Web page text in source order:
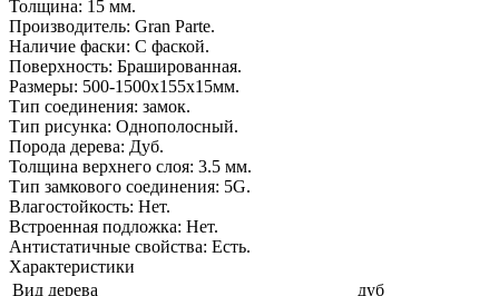
Толщина: 15 мм.
Производитель: Gran Parte.
Наличие фаски: С фаской.
Поверхность: Брашированная.
Размеры: 500-1500x155x15мм.
Тип соединения: замок.
Тип рисунка: Однополосный.
Порода дерева: Дуб.
Толщина верхнего слоя: 3.5 мм.
Тип замкового соединения: 5G.
Влагостойкость: Нет.
Встроенная подложка: Нет.
Антистатичные свойства: Есть.
Характеристики
Вид дерева
дуб